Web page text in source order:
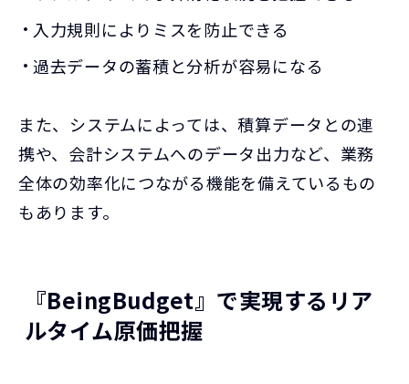
入力規則によりミスを防止できる
過去データの蓄積と分析が容易になる
また、システムによっては、積算データとの連
携や、会計システムへのデータ出力など、業務
全体の効率化につながる機能を備えているもの
もあります。
『BeingBudget』で実現するリア
ルタイム原価把握